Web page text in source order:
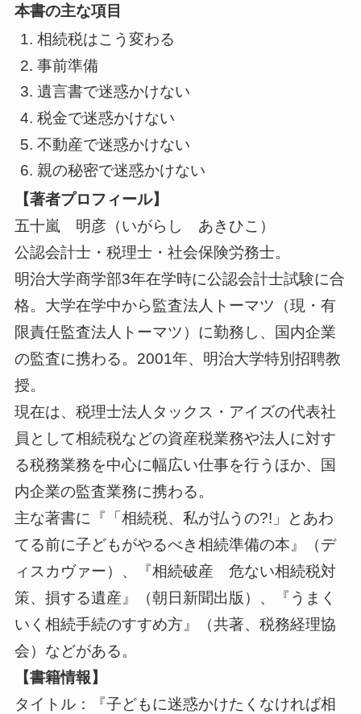
本書の主な項目
相続税はこう変わる
事前準備
遺言書で迷惑かけない
税金で迷惑かけない
不動産で迷惑かけない
親の秘密で迷惑かけない
【著者プロフィール】
五十嵐 明彦（いがらし あきひこ）
公認会計士・税理士・社会保険労務士。
明治大学商学部3年在学時に公認会計士試験に合
格。大学在学中から監査法人トーマツ（現・有
限責任監査法人トーマツ）に勤務し、国内企業
の監査に携わる。2001年、明治大学特別招聘教
授。
現在は、税理士法人タックス・アイズの代表社
員として相続税などの資産税業務や法人に対す
る税務業務を中心に幅広い仕事を行うほか、国
内企業の監査業務に携わる。
主な著書に『「相続税、私が払うの?!」とあわ
てる前に子どもがやるべき相続準備の本』（デ
ィスカヴァー）、『相続破産 危ない相続税対
策、損する遺産』（朝日新聞出版）、『うまく
いく相続手続のすすめ方』（共著、税務経理協
会）などがある。
【書籍情報】
タイトル：『子どもに迷惑かけたくなければ相